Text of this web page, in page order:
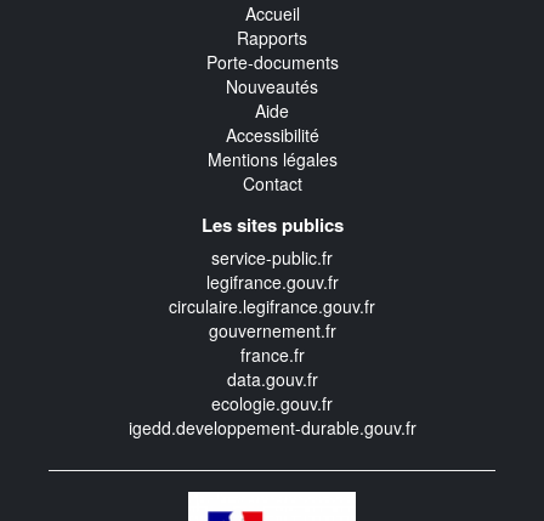
Accueil
Rapports
Porte-documents
Nouveautés
Aide
Accessibilité
Mentions légales
Contact
Les sites publics
service-public.fr
legifrance.gouv.fr
circulaire.legifrance.gouv.fr
gouvernement.fr
france.fr
data.gouv.fr
ecologie.gouv.fr
igedd.developpement-durable.gouv.fr